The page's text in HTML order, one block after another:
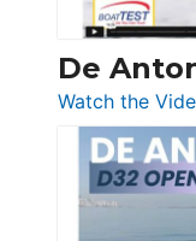
De
Watch the